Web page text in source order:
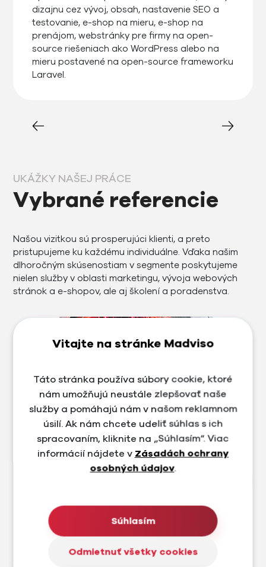
dizajnu cez vývoj, obsah, nastavenie SEO a
testovanie, e-shop na mieru, e-shop na
prenájom, webstránky pre firmy na open-
source riešeniach ako WordPress alebo na
mieru postavené na open-source frameworku
Laravel.
UKÁŽKY NAŠEJ PRÁCE
Vybrané referencie
Našou vizitkou sú prosperujúci klienti, a preto
pristupujeme ku každému individuálne. Vďaka našim
dlhoročným skúsenostiam v segmente poskytujeme
nielen služby v oblasti marketingu, vývoja webových
stránok a e-shopov, ale aj školení a poradenstva.
Trenujeme
sa zameriava na prémiové cyklistické a outdoorové
Vitajte na stránke Madviso
Táto stránka používa súbory cookie, ktoré
nám umožňujú neustále zlepšovať naše
služby a pomáhajú nám v našom reklamnom
úsilí. Ak nám chcete udeliť súhlas s ich
spracovaním, kliknite na „Súhlasím“. Viac
informácií nájdete v Zásadách ochrany
osobných údajov.
Súhlasím
Odmietnuť všetky cookies